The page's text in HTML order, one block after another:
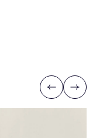
Previous
Next